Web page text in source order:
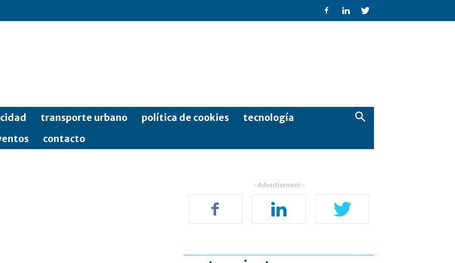
transporte urbano política de cookies
tecnología
contacto
- Advertisement -